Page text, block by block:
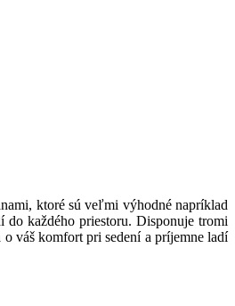
ktoré sú veľmi výhodné napríklad
do každého priestoru. Disponuje tromi
váš komfort pri sedení a príjemne ladí